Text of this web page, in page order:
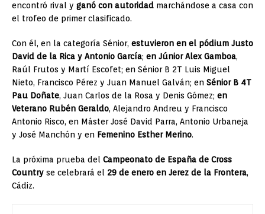
encontró rival y ganó con autoridad marchándose a casa con
el trofeo de primer clasificado.
Con él, en la categoría Sénior, estuvieron en el pódium Justo
David de la Rica y Antonio García; en Júnior Alex Gamboa,
Raúl Frutos y Martí Escofet; en Sénior B 2T Luis Miguel
Nieto, Francisco Pérez y Juan Manuel Galván; en Sénior B 4T
Pau Doñate, Juan Carlos de la Rosa y Denis Gómez; en
Veterano Rubén Geraldo, Alejandro Andreu y Francisco
Antonio Risco, en Máster José David Parra, Antonio Urbaneja
y José Manchón y en Femenino Esther Merino.
La próxima prueba del Campeonato de España de Cross
Country se celebrará el 29 de enero en Jerez de la Frontera,
Cádiz.